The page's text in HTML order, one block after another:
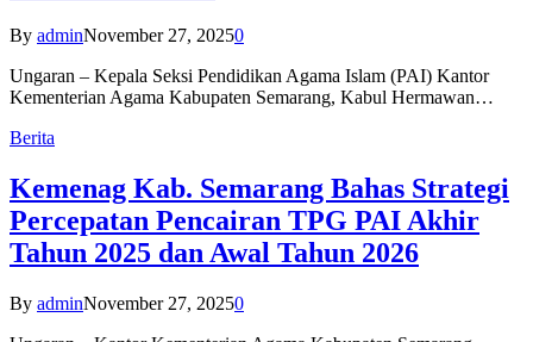
By adminNovember 27, 20250
Ungaran – Kepala Seksi Pendidikan Agama Islam (PAI) Kantor
Kementerian Agama Kabupaten Semarang, Kabul Hermawan…
Berita
Kemenag Kab. Semarang Bahas Strategi
Percepatan Pencairan TPG PAI Akhir
Tahun 2025 dan Awal Tahun 2026
By adminNovember 27, 20250